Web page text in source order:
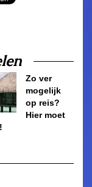
Zo ver
mogelijk
op reis?
Hier moet